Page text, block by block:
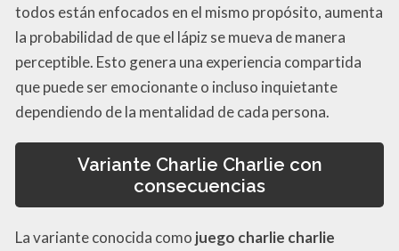
todos están enfocados en el mismo propósito, aumenta
la probabilidad de que el lápiz se mueva de manera
perceptible. Esto genera una experiencia compartida
que puede ser emocionante o incluso inquietante
dependiendo de la mentalidad de cada persona.
Variante Charlie Charlie con
consecuencias
La variante conocida como juego charlie charlie